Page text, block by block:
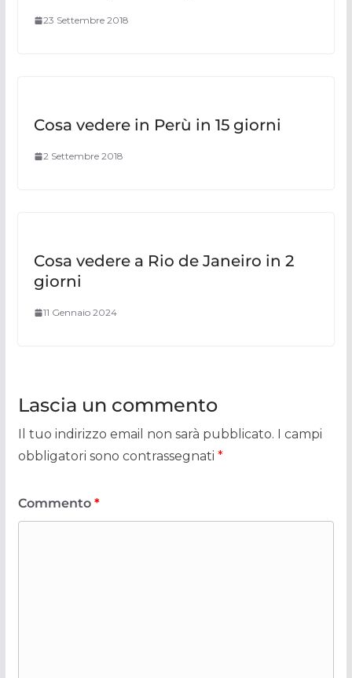
23 Settembre 2018
Cosa vedere in Perù in 15 giorni
2 Settembre 2018
Cosa vedere a Rio de Janeiro in 2
giorni
11 Gennaio 2024
Lascia un commento
Il tuo indirizzo email non sarà pubblicato.
I campi
obbligatori sono contrassegnati *
Commento *